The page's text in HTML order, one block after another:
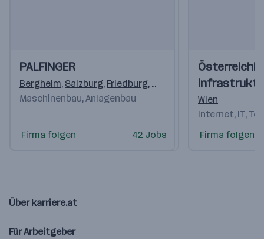
Videos
Einblicke
Einblicke
PALFINGER
Bergheim, Salzburg, Friedburg, Köstendorf,Elsbethen/
Maschinenbau, Anlagenbau
Firma folgen 42 Jobs
Videos
Einblicke
Einblicke
Wien
Internet, IT,
Firma folgen
Über karriere.at
Für Arbeitgeber